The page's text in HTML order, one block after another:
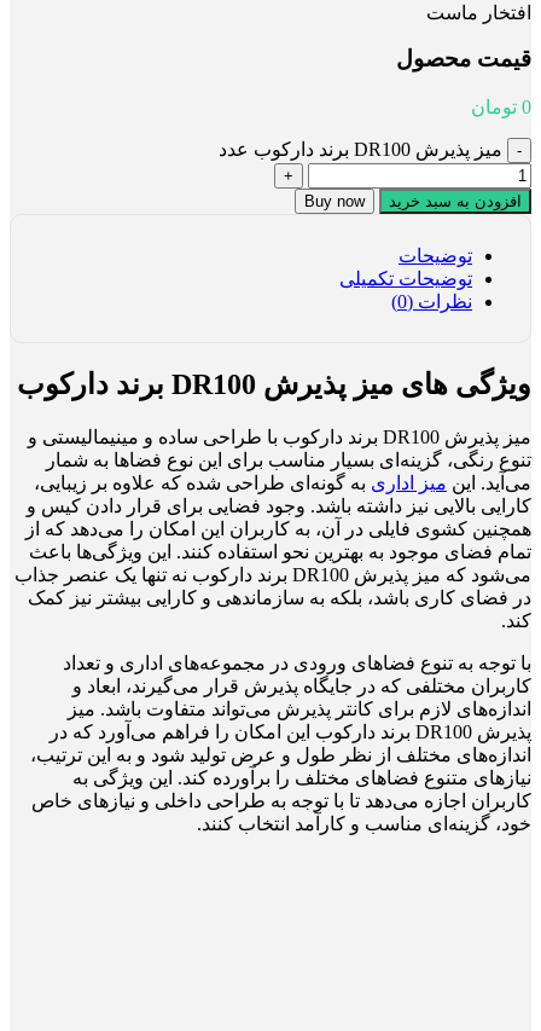
افتخار ماست
قیمت محصول
0 تومان
میز پذیرش DR100 برند دارکوب عدد
افزودن به سبد خرید Buy now
توضیحات
توضیحات تکمیلی
نظرات (0)
ویژگی های میز پذیرش DR100 برند دارکوب
میز پذیرش DR100 برند دارکوب با طراحی ساده و مینیمالیستی و
تنوع رنگی، گزینه‌ای بسیار مناسب برای این نوع فضاها به شمار
می‌آید. این میز اداری به گونه‌ای طراحی شده که علاوه بر زیبایی،
کارایی بالایی نیز داشته باشد. وجود فضایی برای قرار دادن کیس و
همچنین کشوی فایلی در آن، به کاربران این امکان را می‌دهد که از
تمام فضای موجود به بهترین نحو استفاده کنند. این ویژگی‌ها باعث
می‌شود که میز پذیرش DR100 برند دارکوب نه تنها یک عنصر جذاب
در فضای کاری باشد، بلکه به سازماندهی و کارایی بیشتر نیز کمک
کند.
با توجه به تنوع فضاهای ورودی در مجموعه‌های اداری و تعداد
کاربران مختلفی که در جایگاه پذیرش قرار می‌گیرند، ابعاد و
اندازه‌های لازم برای کانتر پذیرش می‌تواند متفاوت باشد. میز
پذیرش DR100 برند دارکوب این امکان را فراهم می‌آورد که در
اندازه‌های مختلف از نظر طول و عرض تولید شود و به این ترتیب،
نیازهای متنوع فضاهای مختلف را برآورده کند. این ویژگی به
کاربران اجازه می‌دهد تا با توجه به طراحی داخلی و نیازهای خاص
خود، گزینه‌ای مناسب و کارآمد انتخاب کنند.